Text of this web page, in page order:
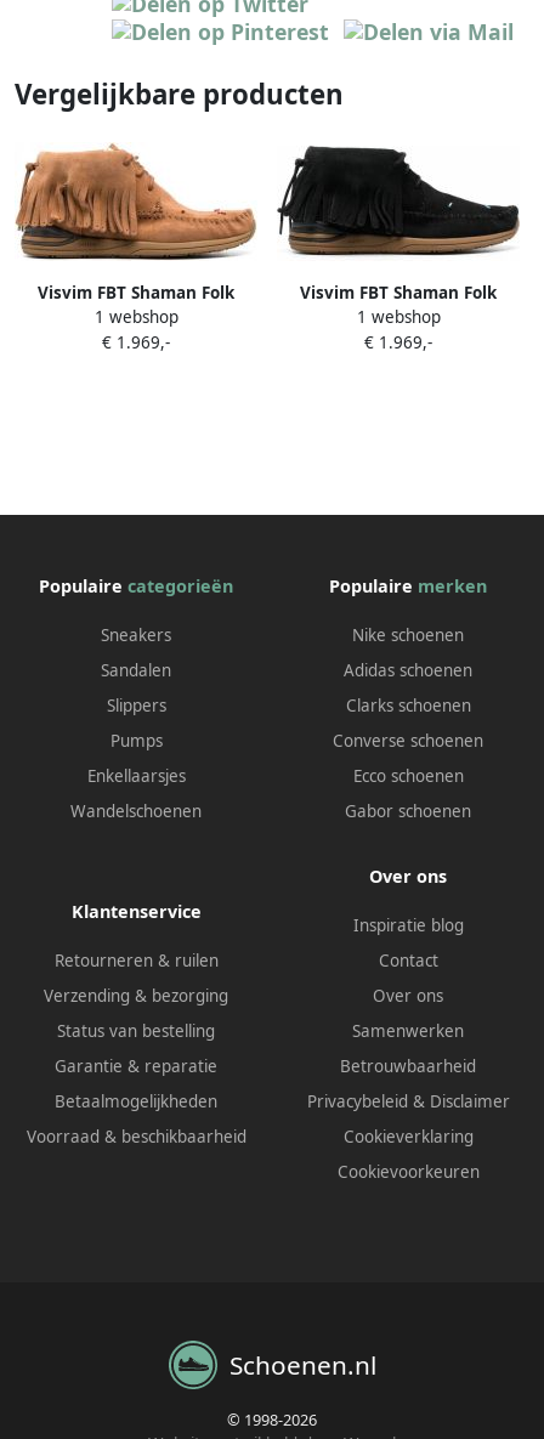
Vergelijkbare producten
Visvim FBT Shaman Folk
laarzen Bruin
1 webshop
€ 1.969,-
Visvim FBT Shaman Folk
laarzen Zwart
1 webshop
€ 1.969,-
Populaire categorieën
Sneakers
Sandalen
Slippers
Pumps
Enkellaarsjes
Wandelschoenen
Populaire merken
Nike schoenen
Adidas schoenen
Clarks schoenen
Converse schoenen
Ecco schoenen
Gabor schoenen
Klantenservice
Retourneren & ruilen
Verzending & bezorging
Status van bestelling
Garantie & reparatie
Betaalmogelijkheden
Voorraad & beschikbaarheid
Over ons
Inspiratie blog
Contact
Over ons
Samenwerken
Betrouwbaarheid
Privacybeleid & Disclaimer
Cookieverklaring
Cookievoorkeuren
Schoenen.nl
© 1998-2026